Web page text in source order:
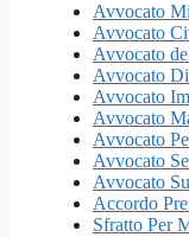
Avvocato
Avvocato
Avvocato
Avvocato
Avvocato
Avvocato
Avvocato
Avvocato
Avvocato
Accordo
Sfratto Per